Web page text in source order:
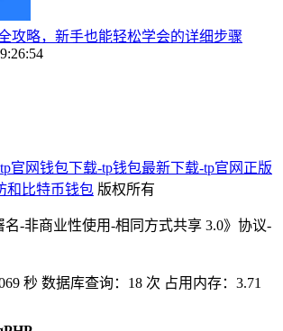
攻略，新手也能轻松学会的详细步骤
tp官网钱包下载-tp钱包最新下载-tp官网正版
和比特币钱包 版权所有
-非商业性使用-相同方式共享 3.0》协议-
秒 数据库查询：18 次 占用内存：3.71